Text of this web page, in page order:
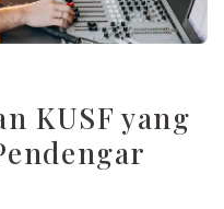
KUSF yang